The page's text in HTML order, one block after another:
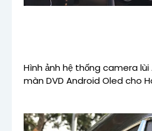
Hình ảnh hệ thống camera
màn DVD Android Oled cho